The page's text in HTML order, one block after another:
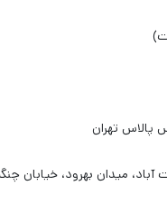
پالاس تهران
میدان بهرود، خیابان